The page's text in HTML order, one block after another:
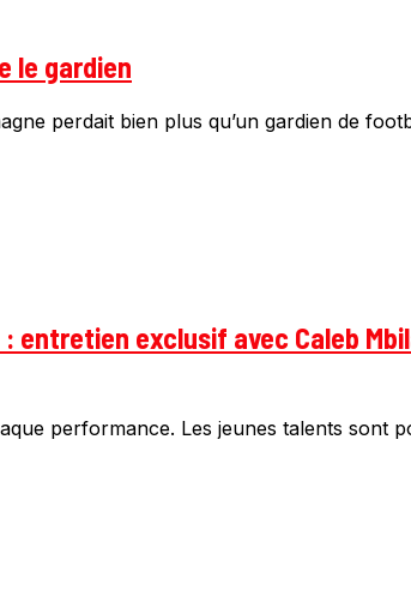
le gardien
perdait bien plus qu’un gardien de
exclusif avec Caleb
performance. Les jeunes talents sont